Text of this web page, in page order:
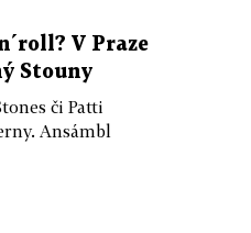
V Praze
Stouny
či Patti
Ansámbl